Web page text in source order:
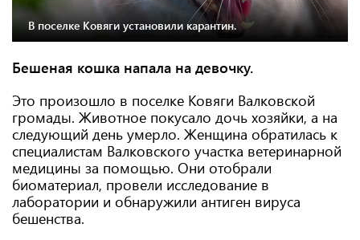
В поселке Ковяги установили карантин.
Бешеная кошка напала на девочку.
Это произошло в поселке Ковяги Валковской
громады. Животное покусало дочь хозяйки, а на
следующий день умерло. Женщина обратилась к
специалистам Валковского участка ветеринарной
медицины за помощью. Они отобрали
биоматериал, провели исследование в
лаборатории и обнаружили антиген вируса
бешенства.